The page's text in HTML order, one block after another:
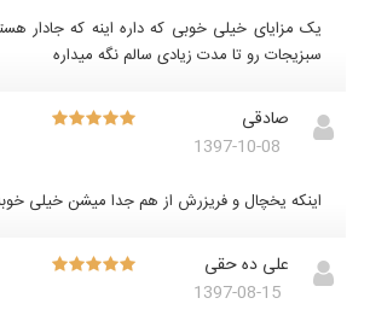
یک مزایای خیلی خوبی که داره اینه که جادار
سبزیجات رو تا مدت زیادی سالم نگه میداره
صادقی
1397-10-08
اینکه یخچال و فریزرش از هم جدا میشن خیلی
علی ده حقی
1397-08-15